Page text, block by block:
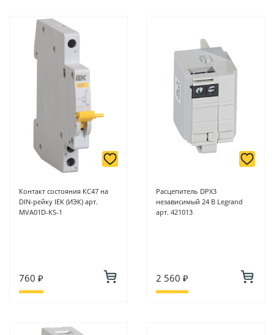
Контакт состояния КС47 на
DIN-рейку IEK (ИЭК) арт.
MVA01D-KS-1
760 ₽
Расцепитель DPX3
независимый 24 В Legrand
арт. 421013
2 560 ₽